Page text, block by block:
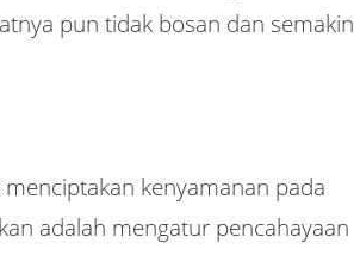
pun tidak bosan dan semakin
kenyamanan pada
adalah mengatur pencahayaan